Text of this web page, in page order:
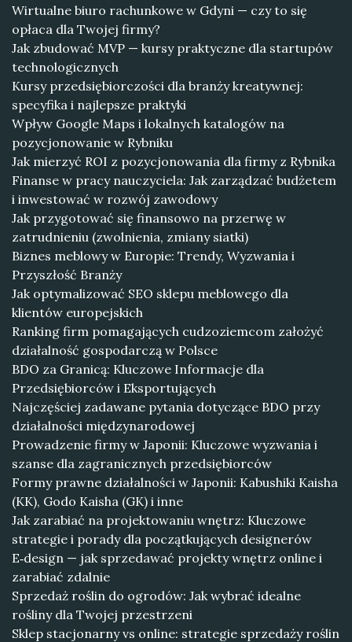
Wirtualne biuro rachunkowe w Gdyni — czy to się
opłaca dla Twojej firmy?
Jak zbudować MVP — kursy praktyczne dla startupów
technologicznych
Kursy przedsiębiorczości dla branży kreatywnej:
specyfika i najlepsze praktyki
Wpływ Google Maps i lokalnych katalogów na
pozycjonowanie w Rybniku
Jak mierzyć ROI z pozycjonowania dla firmy z Rybnika
Finanse w pracy nauczyciela: Jak zarządzać budżetem
i inwestować w rozwój zawodowy
Jak przygotować się finansowo na przerwę w
zatrudnieniu (zwolnienia, zmiany siatki)
Biznes meblowy w Europie: Trendy, Wyzwania i
Przyszłość Branży
Jak optymalizować SEO sklepu meblowego dla
klientów europejskich
Ranking firm pomagających cudzoziemcom założyć
działalność gospodarczą w Polsce
BDO za Granicą: Kluczowe Informacje dla
Przedsiębiorców i Eksportujących
Najczęściej zadawane pytania dotyczące BDO przy
działalności międzynarodowej
Prowadzenie firmy w Japonii: Kluczowe wyzwania i
szanse dla zagranicznych przedsiębiorców
Formy prawne działalności w Japonii: Kabushiki Kaisha
(KK), Godo Kaisha (GK) i inne
Jak zarabiać na projektowaniu wnętrz: Kluczowe
strategie i porady dla początkujących designerów
E‑design — jak sprzedawać projekty wnętrz online i
zarabiać zdalnie
Sprzedaż roślin do ogrodów: Jak wybrać idealne
rośliny dla Twojej przestrzeni
Sklep stacjonarny vs online: strategie sprzedaży roślin